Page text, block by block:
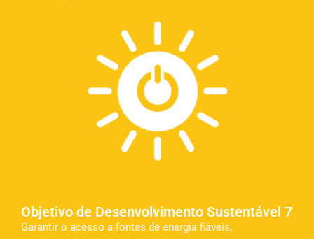
Objetivo de Desenvolvimento Sustentável 7
Garantir o acesso a fontes de energia fiáveis,